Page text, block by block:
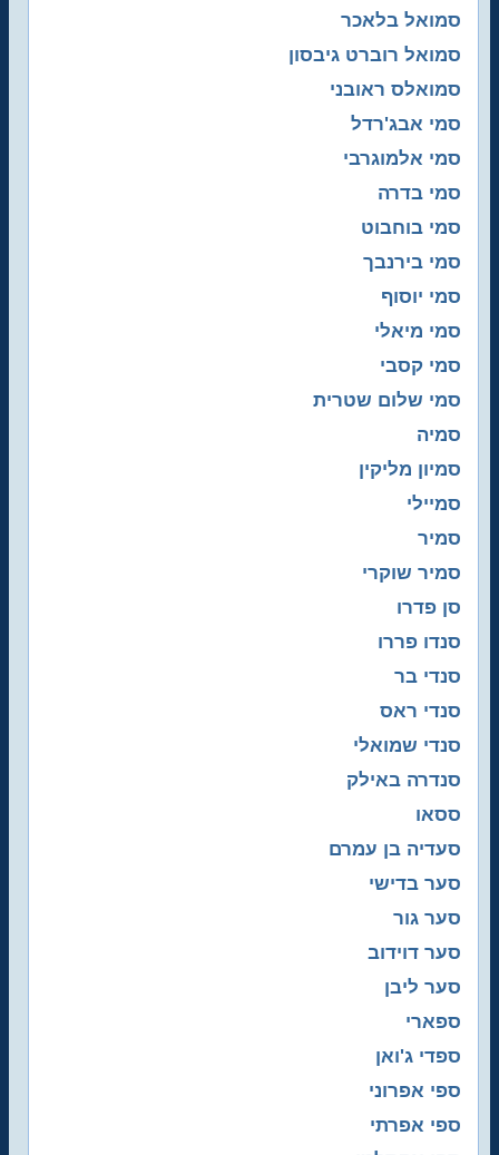
סמואל בלאכר
סמואל רוברט גיבסון
סמואלס ראובני
סמי אבג'רדל
סמי אלמוגרבי
סמי בדרה
סמי בוחבוט
סמי בירנבך
סמי יוסוף
סמי מיאלי
סמי קסבי
סמי שלום שטרית
סמיה
סמיון מליקין
סמיילי
סמיר
סמיר שוקרי
סן פדרו
סנדו פררו
סנדי בר
סנדי ראס
סנדי שמואלי
סנדרה באילק
ססאו
סעדיה בן עמרם
סער בדישי
סער גור
סער דוידוב
סער ליבן
ספארי
ספדי ג'ואן
ספי אפרוני
ספי אפרתי